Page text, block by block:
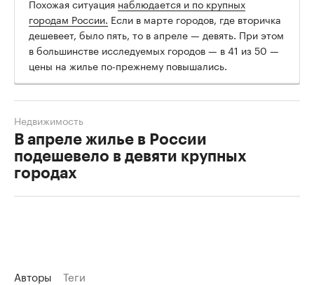
Похожая ситуация наблюдается и по крупных
городам России. Если в марте городов, где вторичка
дешевеет, было пять, то в апреле — девять. При этом
в большинстве исследуемых городов — в 41 из 50 —
цены на жилье по-прежнему повышались.
В апреле жилье в России
подешевело в девяти крупных
городах
Недвижимость
Авторы Теги